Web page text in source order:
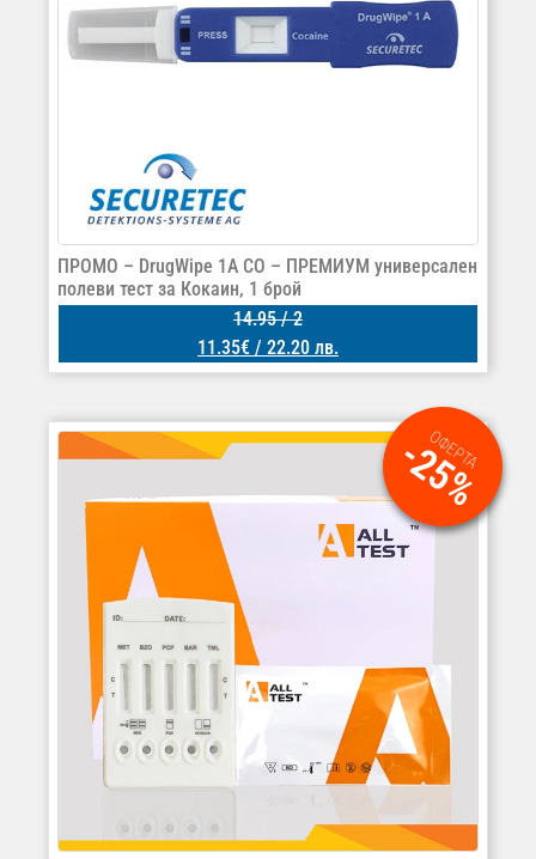
ПРОМО – DrugWipe 1A CO – ПРЕМИУМ универсален
полеви тест за Кокаин, 1 брой
14.95/ 2
11.35€ / 22.20 лв.
ОФЕРТА
-25%